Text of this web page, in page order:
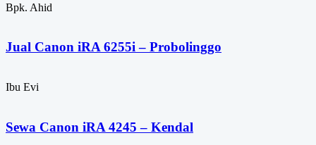
Bpk. Ahid
Jual Canon iRA 6255i – Probolinggo
Ibu Evi
Sewa Canon iRA 4245 – Kendal